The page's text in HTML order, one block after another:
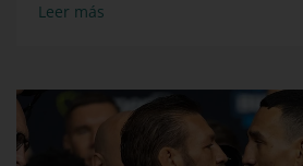
Leer más